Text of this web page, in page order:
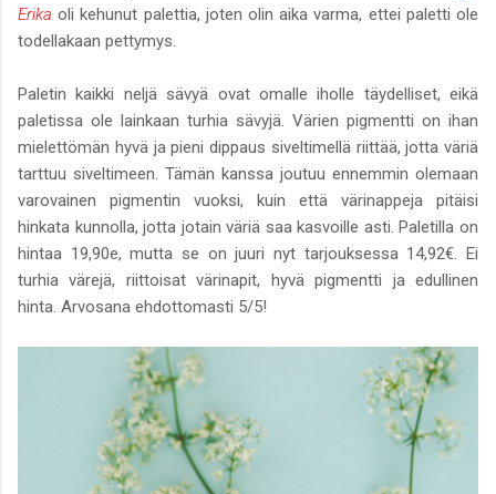
Erika oli kehunut palettia, joten olin aika varma, ettei paletti ole
todellakaan pettymys.
Paletin kaikki neljä sävyä ovat omalle iholle täydelliset, eikä
paletissa ole lainkaan turhia sävyjä. Värien pigmentti on ihan
mielettömän hyvä ja pieni dippaus siveltimellä riittää, jotta väriä
tarttuu siveltimeen. Tämän kanssa joutuu ennemmin olemaan
varovainen pigmentin vuoksi, kuin että värinappeja pitäisi
hinkata kunnolla, jotta jotain väriä saa kasvoille asti. Paletilla on
hintaa 19,90e, mutta se on juuri nyt tarjouksessa 14,92€. Ei
turhia värejä, riittoisat värinapit, hyvä pigmentti ja edullinen
hinta. Arvosana ehdottomasti 5/5!